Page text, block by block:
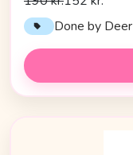
Done by Deer